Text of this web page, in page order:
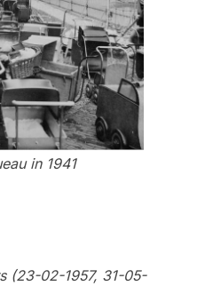
in 1941
(23-02-1957, 31-05-